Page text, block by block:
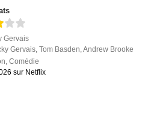
Gervais
Gervais,Tom Basden,Andrew Brooke
,Comédie
sur Netflix